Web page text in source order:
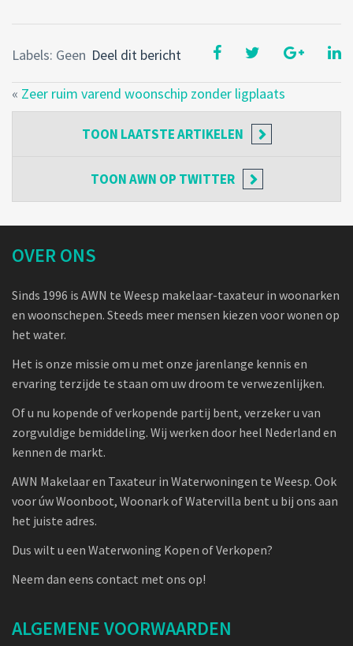
Deel dit bericht
Labels: Geen
« Zeer ruim varend woonschip zonder ligplaats
TOON LAATSTE ARTIKELEN
TOONAWN OP TWITTER
OVER ONS
Sinds 1996 is AWN te Weesp makelaar-taxateur in woonarken
en woonschepen. Steeds meer mensen kiezen voor wonen op
het water.
Het is onze missie om u met onze jarenlange kennis en
ervaring terzijde te staan om uw droom te verwezenlijken.
Of u nu kopende of verkopende partij bent, verzeker u van
zorgvuldige bemiddeling. Wij werken door heel Nederland en
kennen de markt.
AWN Makelaar en Taxateur in Waterwoningen te Weesp. Ook
voor úw Woonboot, Woonark of Watervilla bent u bij ons aan
het juiste adres.
Dus wilt u een Waterwoning Kopen of Verkopen?
Neem dan eens contact met ons op!
ALGEMENE VOORWAARDEN